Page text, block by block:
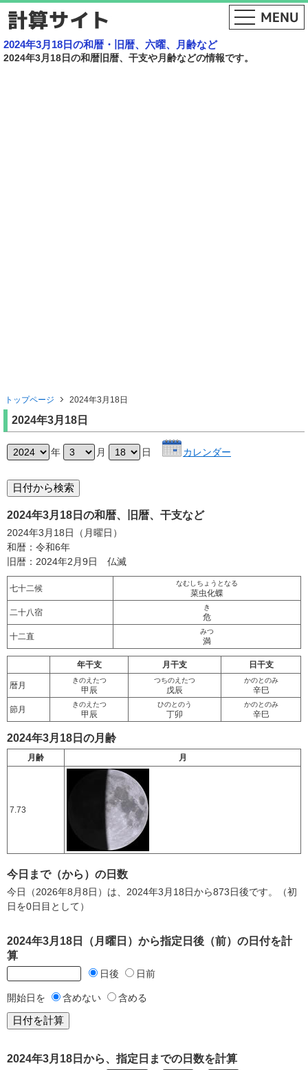
2024年3月18日の和暦・旧暦、六曜、月齢など
2024年3月18日の和暦旧暦、干支や月齢などの情報です。
トップページ 2024年3月18日
2024年3月18日
年 月 日 カレンダー
2024年3月18日の和暦、旧暦、干支など
2024年3月18日（月曜日）
和暦：令和6年
旧暦：2024年2月9日 仏滅
七十二候
なむしちょうとなる
菜虫化蝶
二十八宿
き
危
十二直
みつ
満
年干支 月干支 日干支
暦月
きのえたつ
甲辰
つちのえたつ
戊辰
かのとのみ
辛巳
節月
きのえたつ
甲辰
ひのとのう
丁卯
かのとのみ
辛巳
2024年3月18日の月齢
月齢 月
7.73
今日まで（から）の日数
今日（2026年8月8日）は、2024年3月18日から873日後です。（初
日を0日目として）
2024年3月18日（月曜日）から指定日後（前）の日付を計
算
日後 日前
開始日を 含めない 含める
2024年3月18日から、指定日までの日数を計算